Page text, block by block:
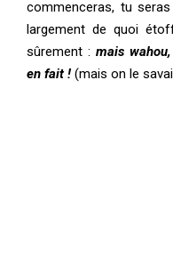
commenceras, tu
largement de quoi
sûrement :mais
en fait !(mais on le